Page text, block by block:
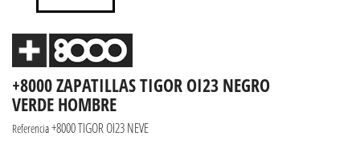
+8000 ZAPATILLAS TIGOR OI23 NEGRO
VERDE HOMBRE
Referencia+8000 TIGOR OI23 NEVE